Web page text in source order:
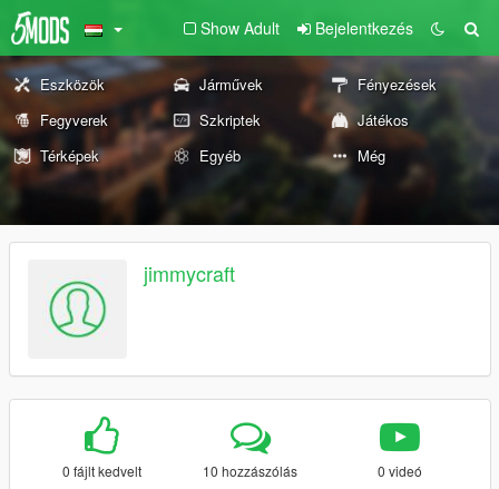
Show Adult Bejelentkezés
Eszközök Járművek
Fényezések
Fegyverek
Szkriptek
Játékos
Térképek
Egyéb Még
jimmycraft
0 fájlt kedvelt 10 hozzászólás 0 videó